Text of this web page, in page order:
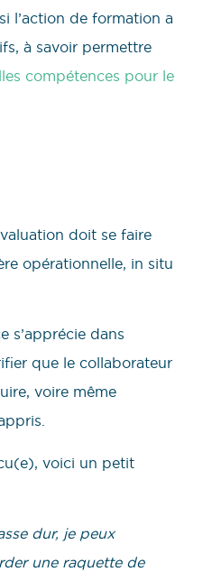
l’action de formation a
à savoir permettre
compétences pour le
doit se faire
opérationnelle, in situ
s’apprécie dans
que le collaborateur
voire même
voici un petit
dur, je peux
une raquette de